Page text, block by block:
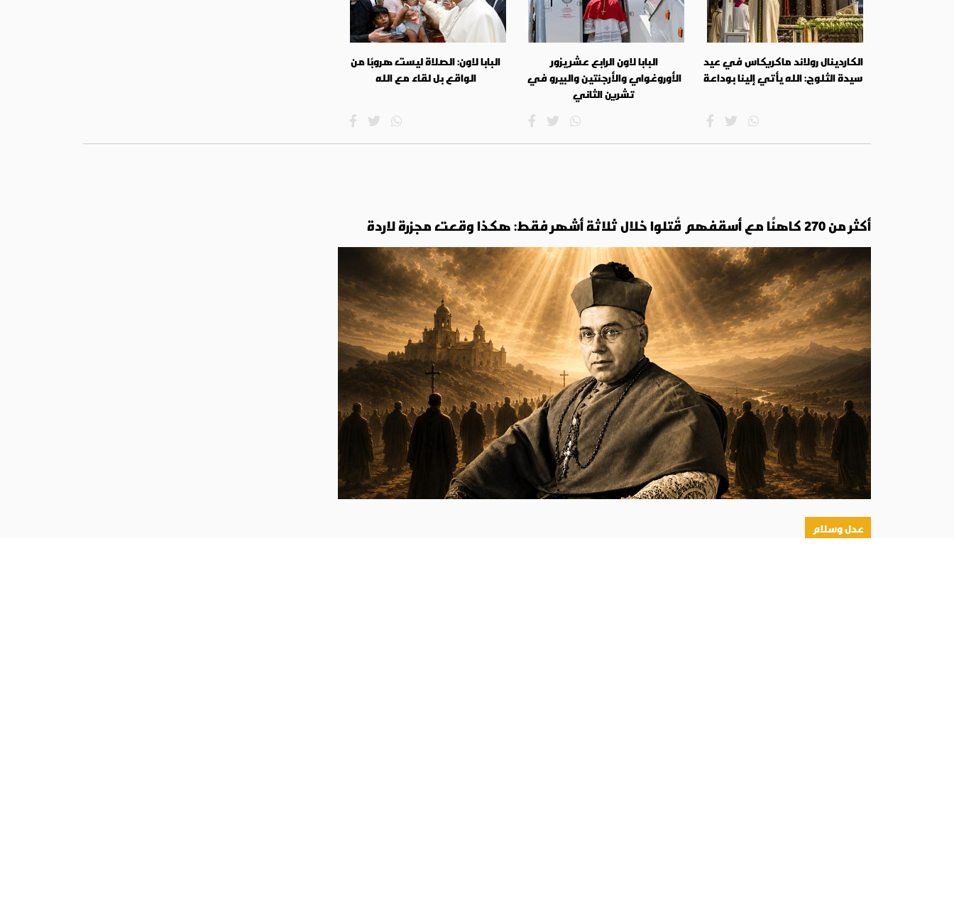
الكاردينال رولاند ماكريكاس في عيد
سيدة الثلوج: الله يأتي إلينا بوداعة
البابا لاون الرابع عشر يزور
الأوروغواي والأرجنتين والبيرو في
تشرين الثاني
البابا لاون: الصلاة ليست هروبًا من
الواقع بل لقاء مع الله
أكثر من 270 كاهنًا مع أسقفهم قُتلوا خلال ثلاثة أشهر فقط: هكذا وقعت مجزرة لاردة
عدل وسلام